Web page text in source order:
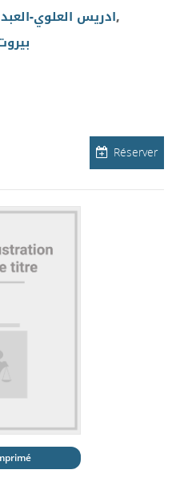
ادريس العلوي-,
Réserver